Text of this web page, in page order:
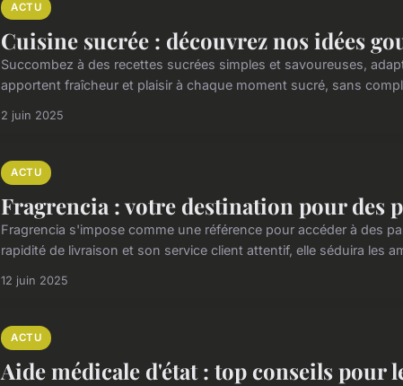
ACTU
Cuisine sucrée : découvrez nos idées
Succombez à des recettes sucrées simples et savoureuses,
apportent fraîcheur et plaisir à chaque moment sucré, sans
2 juin 2025
ACTU
Fragrencia : votre destination pour des
Fragrencia s'impose comme une référence pour accéder à des
rapidité de livraison et son service client attentif, elle séduira les
12 juin 2025
ACTU
Aide médicale d'état : top conseils pour